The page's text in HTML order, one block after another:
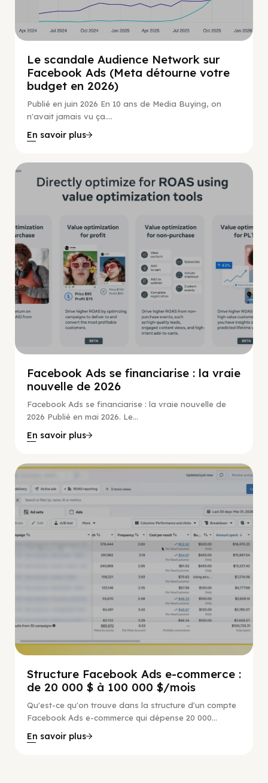
Le scandale Audience Network sur
Facebook Ads (Meta détourne votre
budget en 2026)
Publié en juin 2026 En 10 ans de Media Buying, on
n'avait jamais vu ça....
En savoir plus
Guide Facebook
Facebook Ads se financiarise : la vraie
nouvelle de 2026
Facebook Ads se financiarise : la vraie nouvelle de
2026 Publié en mai 2026. Le...
En savoir plus
Structure Facebook Ads e-commerce :
de 20 000 $ à 100 000 $/mois
Qu'est-ce qu'on trouve dans la structure d'un compte
Facebook Ads e-commerce qui dépense 20 000...
En savoir plus